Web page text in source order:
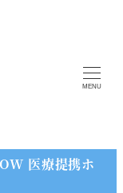
MENU
医療提携ホ